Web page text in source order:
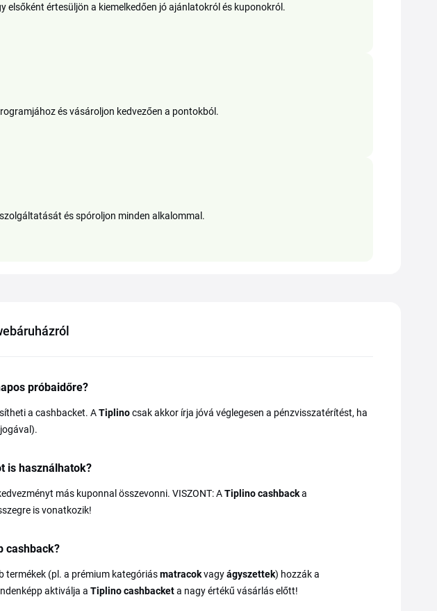
elsőként értesüljön a kiemelkedően jó ajánlatokról és kuponokról.
és vásároljon kedvezően a pontokból.
és spóroljon minden alkalommal.
próbaidőre?
a cashbacket. ATiplinocsak akkor írja jóvá véglegesen a pénzvisszatérítést, ha
is használhatok?
más kuponnal összevonni. VISZONT: ATiplino cashbacka
is vonatkozik!
cashback?
termékek (pl. a prémium kategóriásmatracokvagyágyszettek) hozzák a
aktiválja a Tiplino cashbacketa nagy értékű vásárlás előtt!